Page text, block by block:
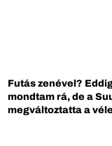
Futás zenével?
mondtam rá, de a
megváltoztatta a